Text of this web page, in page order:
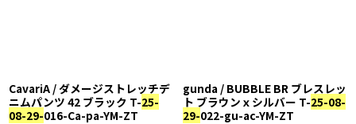
CavariA / ダメージストレッチデ
ニムパンツ 42 ブラック T-25-
08-29-016-Ca-pa-YM-ZT
gunda / BUBBLE BR ブレスレッ
ト ブラウンｘシルバー T-25-08-
29-022-gu-ac-YM-ZT